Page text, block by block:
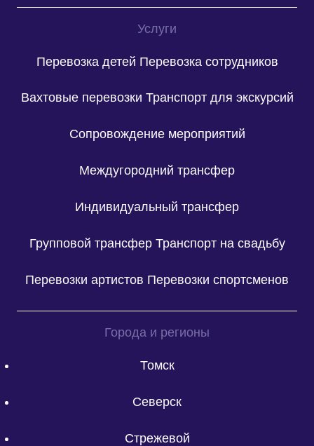
Услуги
Перевозка детей Перевозка сотрудников
Вахтовые перевозки Транспорт для экскурсий
Сопровождение мероприятий
Междугородний трансфер
Индивидуальный трансфер
Групповой трансфер Транспорт на свадьбу
Перевозки артистов Перевозки спортсменов
Города и регионы
Томск
Северск
Стрежевой